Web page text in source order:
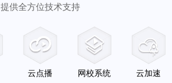
提供全方位技术支持
云点播 网校系统 云加速